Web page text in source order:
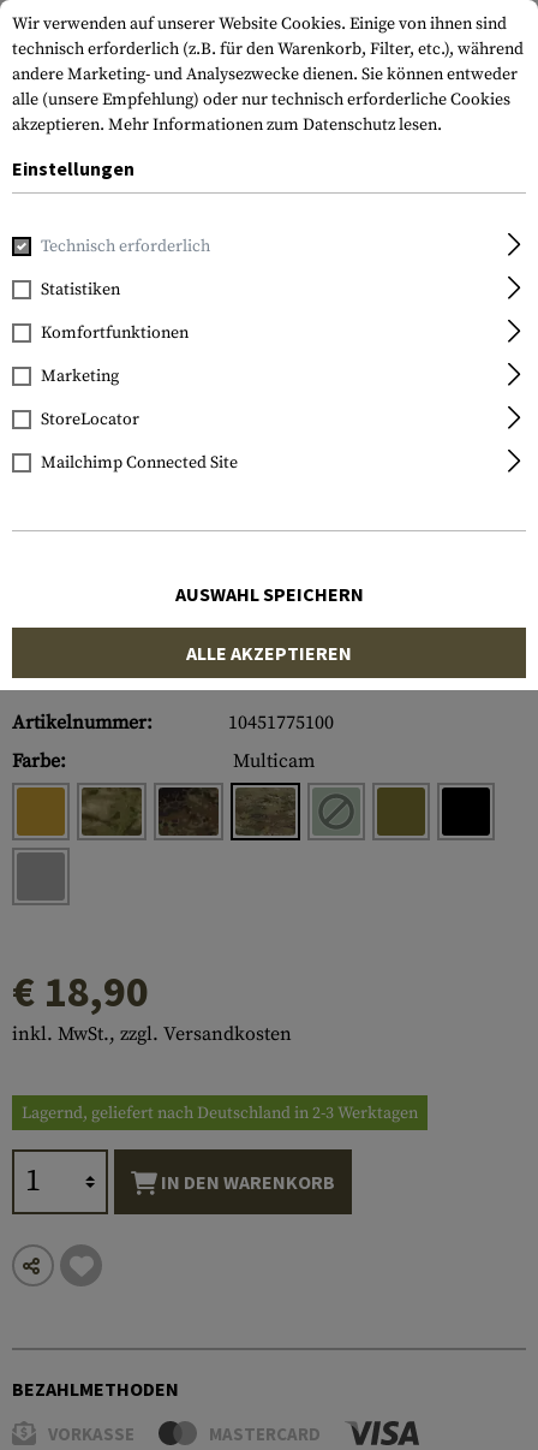
Home Tactical Gear
Invader Gear
5.56 Triple Direct Action
Mag Pouch
Artikelnummer:
10451775100
Farbe:
Multicam
€ 18,90
inkl. MwSt., zzgl. Versandkosten
Lagernd, geliefert nach Deutschland in 2-3 Werktagen
IN DEN WARENKORB
BEZAHLMETHODEN
VORKASSE MASTERCARD
Wir verwenden auf unserer Website Cookies. Einige von ihnen sind
technisch erforderlich (z.B. für den Warenkorb, Filter, etc.), während
andere Marketing- und Analysezwecke dienen. Sie können entweder
alle (unsere Empfehlung) oder nur technisch erforderliche Cookies
akzeptieren. Mehr Informationen zum Datenschutz lesen.
Einstellungen
Technisch erforderlich
Statistiken
Komfortfunktionen
Marketing
StoreLocator
Mailchimp Connected Site
AUSWAHL SPEICHERN
ALLE AKZEPTIEREN